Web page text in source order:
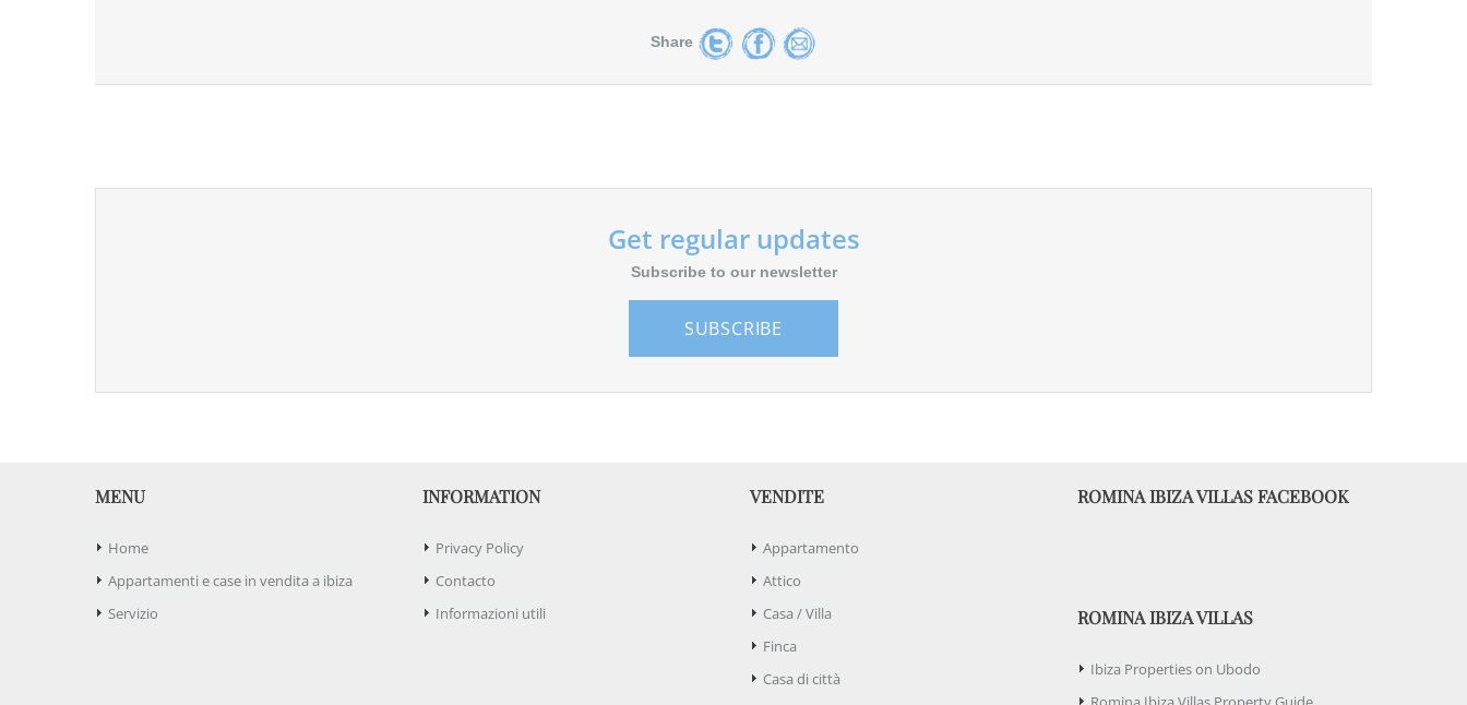
Share
Get regular updates
Subscribe to our newsletter
SUBSCRIBE
MENU
Home
Appartamenti e case in vendita a ibiza
Servizio
INFORMATION
Privacy Policy
Contacto
Informazioni utili
VENDITE
Appartamento
Attico
Casa / Villa
Finca
Casa di città
ROMINA IBIZA VILLAS FACEBOOK
ROMINA IBIZA VILLAS
Ibiza Properties on Ubodo